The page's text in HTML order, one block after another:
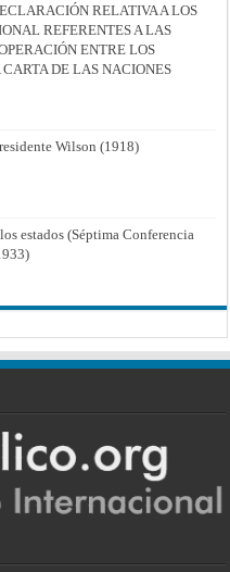
RELATIVA A LOS
REFERENTES A LAS
ENTRE LOS
DE LAS NACIONES
Wilson (1918)
estados (Séptima Conferencia